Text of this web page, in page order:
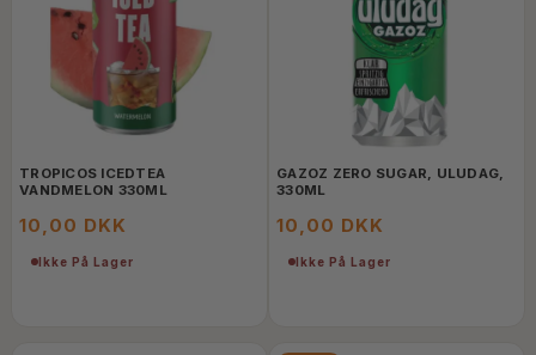
TROPICOS ICEDTEA
VANDMELON 330ML
10,00 DKK
Ikke På Lager
GAZOZ ZERO SUGAR, ULUDAG,
330ML
10,00 DKK
Ikke På Lager